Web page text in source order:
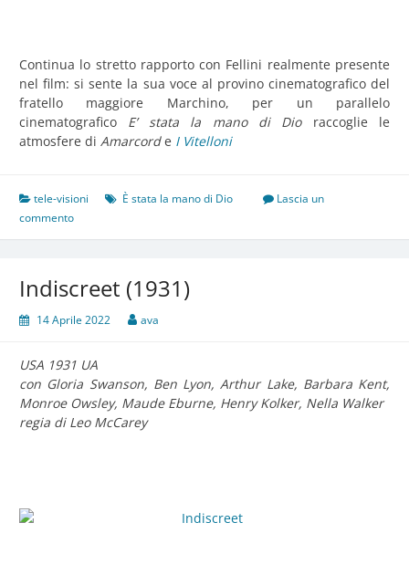
Continua lo stretto rapporto con Fellini realmente presente
nel film: si sente la sua voce al provino cinematografico del
fratello maggiore Marchino, per un parallelo
cinematografico E’ stata la mano di Dioraccoglie le
atmosfere di Amarcorde I Vitelloni
tele-visioni È stata la mano di Dio
Lascia un
commento
Indiscreet (1931)
14 Aprile 2022 ava
USA 1931 UA
con Gloria Swanson, Ben Lyon, Arthur Lake, Barbara Kent,
Monroe Owsley, Maude Eburne, Henry Kolker, Nella Walker
regia di Leo McCarey